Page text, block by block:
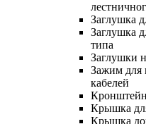
Заглушка
Заглушка
типа
Заглушки
Зажим для
кабелей
Кронштейн
Крышка
Крышка